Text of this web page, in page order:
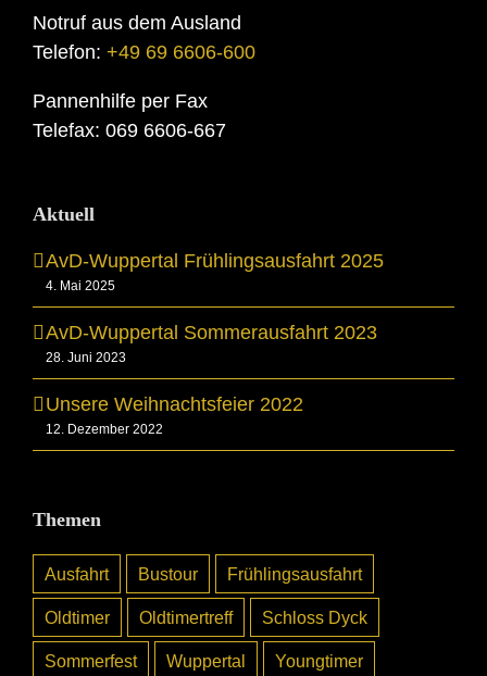
Notruf aus dem Ausland
Telefon: +49 69 6606-600
Pannenhilfe per Fax
Telefax: 069 6606-667
Aktuell
AvD-Wuppertal Frühlingsausfahrt 2025
4. Mai 2025
AvD-Wuppertal Sommerausfahrt 2023
28. Juni 2023
Unsere Weihnachtsfeier 2022
12. Dezember 2022
Themen
Ausfahrt Bustour Frühlingsausfahrt
Oldtimer Oldtimertreff Schloss Dyck
Sommerfest Wuppertal Youngtimer